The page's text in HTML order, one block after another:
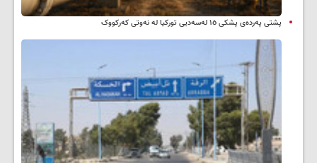
پشتی پەردەی پشکی ١٥ لەسەدیی تورکیا لە نەوتی کەرکووک